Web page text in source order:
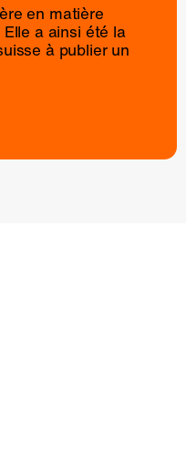
en matière
a ainsi été la
à publier un